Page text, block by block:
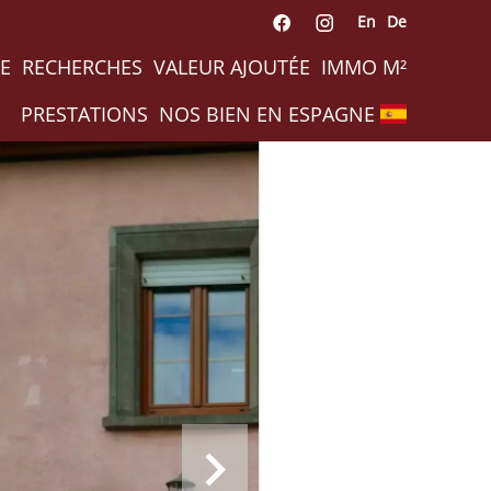
En De
RECHERCHES VALEUR AJOUTÉE IMMO M²
PRESTATIONS NOS BIEN EN ESPAGNE